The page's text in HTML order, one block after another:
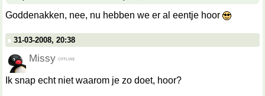
Goddenakken, nee, nu hebben we er al eentje hoor
31-03-2008, 20:38
Missy
Ik snap echt niet waarom je zo doet, hoor?